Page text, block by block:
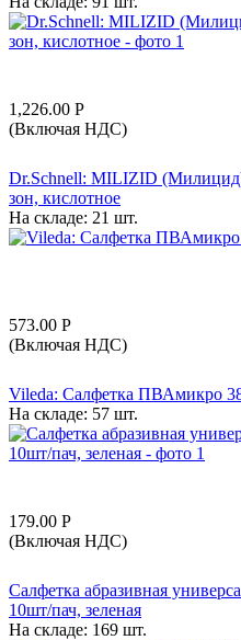
1,226.00 Р
(Включая НДС)
Dr.Schnell: MILIZID
зон, кислотное
На складе: 21 шт.
573.00 Р
(Включая НДС)
Vileda: Салфетка ПВАмикро
На складе: 57 шт.
179.00 Р
(Включая НДС)
Салфетка абразивная
10шт/пач, зеленая
На складе: 169 шт.